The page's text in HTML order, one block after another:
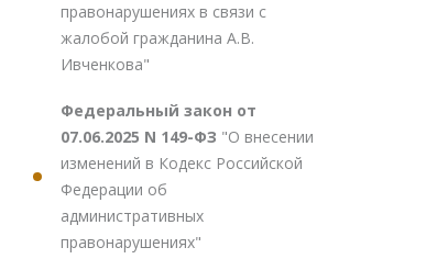
правонарушениях в связи с
жалобой гражданина А.В.
Ивченкова"
Федеральный закон от
07.06.2025 N 149-ФЗ "О внесении
изменений в Кодекс Российской
Федерации об
административных
правонарушениях"